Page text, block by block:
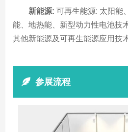
新能源: 可再生能源: 太阳能
能、地热能、新型动力性电池技
其他新能源及可再生能源应用技
参展流程